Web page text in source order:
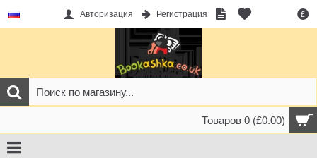
£
Авторизация Регистрация
Товаров 0 (£0.00)